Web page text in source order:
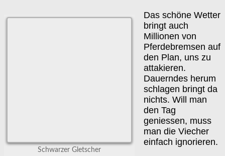
Schwarzer Gletscher
Das schöne Wetter
bringt auch
Millionen von
Pferdebremsen auf
den Plan, uns zu
attakieren.
Dauerndes herum
schlagen bringt da
nichts. Will man
den Tag
geniessen, muss
man die Viecher
einfach ignorieren.